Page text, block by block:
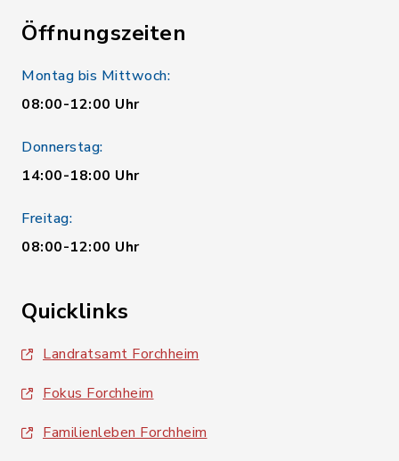
Öffnungszeiten
Montag bis Mittwoch:
08:00-12:00 Uhr
Donnerstag:
14:00-18:00 Uhr
Freitag:
08:00-12:00 Uhr
Quicklinks
Landratsamt Forchheim
Fokus Forchheim
Familienleben Forchheim